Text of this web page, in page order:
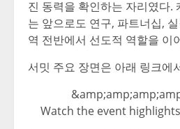
진 동력을 확인하는 자리였다.
는 앞으로도 연구, 파트너십,
역 전반에서 선도적 역할을 이
서밋 주요 장면은 아래 링크에
Watch the event